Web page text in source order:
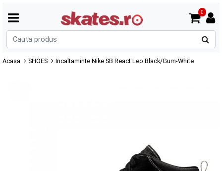
0
Acasa SHOES Incaltaminte Nike SB React Leo Black/Gum-White